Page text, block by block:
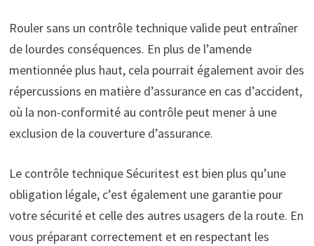
Rouler sans un contrôle technique valide peut entraîner
de lourdes conséquences. En plus de l’amende
mentionnée plus haut, cela pourrait également avoir des
répercussions en matière d’assurance en cas d’accident,
où la non-conformité au contrôle peut mener à une
exclusion de la couverture d’assurance.
Le contrôle technique Sécuritest est bien plus qu’une
obligation légale, c’est également une garantie pour
votre sécurité et celle des autres usagers de la route. En
vous préparant correctement et en respectant les